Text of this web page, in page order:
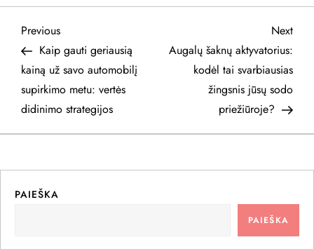
N
a
v
i
g
a
Previous
Post
Previous
Kaip gauti geriausią
kainą už savo automobilį
supirkimo metu: vertės
didinimo strategijos
Next
Next
Augalų šaknų aktyvatorius:
kodėl tai svarbiausias
žingsnis jūsų sodo
priežiūroje?
PAIEŠKA
PAIEŠKA